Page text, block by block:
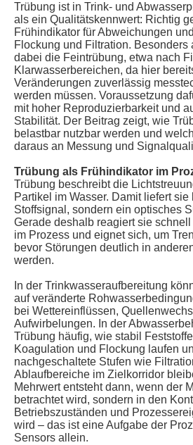
Trübung ist in Trink- und
als ein Qualitätskennwert: Richtig
Frühindikator für Abweichungen
Flockung und Filtration. Besonders
dabei die Feintrübung, etwa nach
Klarwasserbereichen, da hier
Veränderungen zuverlässig
werden müssen. Voraussetzung
mit hoher Reproduzierbarkeit und
Stabilität. Der Beitrag zeigt, wie
belastbar nutzbar werden und
daraus an Messung und
Trübung als Frühindikator im
Trübung beschreibt die
Partikel im Wasser. Damit liefert
Stoffsignal, sondern ein optisches
Gerade deshalb reagiert sie
im Prozess und eignet sich, um
bevor Störungen deutlich in
werden.
In der Trinkwasseraufbereitung
auf veränderte
bei Wettereinflüssen,
Aufwirbelungen. In der
Trübung häufig, wie stabil
Koagulation und Flockung laufen
nachgeschaltete Stufen wie
Ablaufbereiche im Zielkorridor
Mehrwert entsteht dann, wenn der
betrachtet wird, sondern in den
Betriebszuständen und
wird – das ist eine Aufgabe der
Sensors allein.